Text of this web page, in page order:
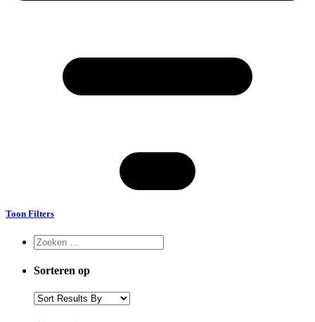
Toon Filters
Sorteren op